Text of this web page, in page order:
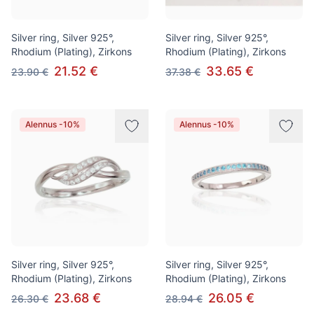
Silver ring, Silver 925°,
Rhodium (Plating), Zirkons
23.90 € 21.52 €
Silver ring, Silver 925°,
Rhodium (Plating), Zirkons
37.38 € 33.65 €
Alennus -10%
Silver ring, Silver 925°,
Rhodium (Plating), Zirkons
26.30 € 23.68 €
Alennus -10%
Silver ring, Silver 925°,
Rhodium (Plating), Zirkons
28.94 € 26.05 €